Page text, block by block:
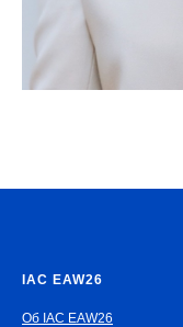
IAC EAW26
Об IAC EAW26